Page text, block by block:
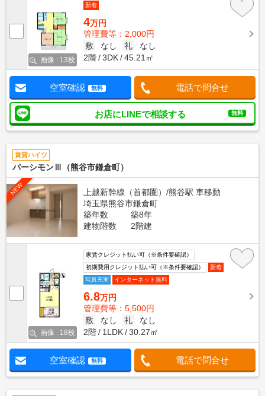
画像 : 13枚
新着
4万円
管理費等：2,000円
敷
なし 礼
なし
2階
3DK 45.21㎡
空室確認 無料 電話で問合せ
お店にLINEで相談する 無料
賃貸ハイツ
パーシモンⅢ（熊谷市鎌倉町）
NEW
上越新幹線（首都圏）/熊谷駅 車移動
埼玉県熊谷市鎌倉町
築年数
築8年
建物階数
2階建
画像 : 18枚
家賃クレジット払い可（※条件要確認）
初期費用クレジット払い可（※条件要確認）
新着
写真充実
インターネット無料
6.8万円
管理費等：5,500円
敷
なし 礼
なし
2階
1LDK 30.27㎡
空室確認 無料 電話で問合せ